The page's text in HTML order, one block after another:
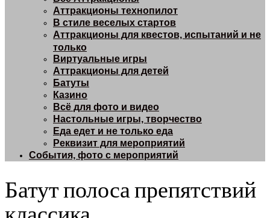
Аттракционы технопилот
В стиле веселых стартов
Аттракционы для квестов, испытаний и не
только
Виртуальные игры
Аттракционы для детей
Батуты
Казино
Всё для фото и видео
Настольные игры, творчество
Еда едет и не только еда
Реквизит для мероприятий
События, фото с мероприятий
Батут полоса препятствий